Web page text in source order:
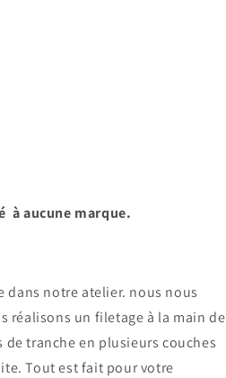
à aucune marque.
dans notre atelier. nous nous
réalisons un filetage à la main de
tranche en plusieurs couches
Tout est fait pour votre